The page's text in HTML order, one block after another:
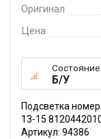
Оригинал
Цена
Состояние
Б/У
Подсветка
13-15
Артикул: 94386